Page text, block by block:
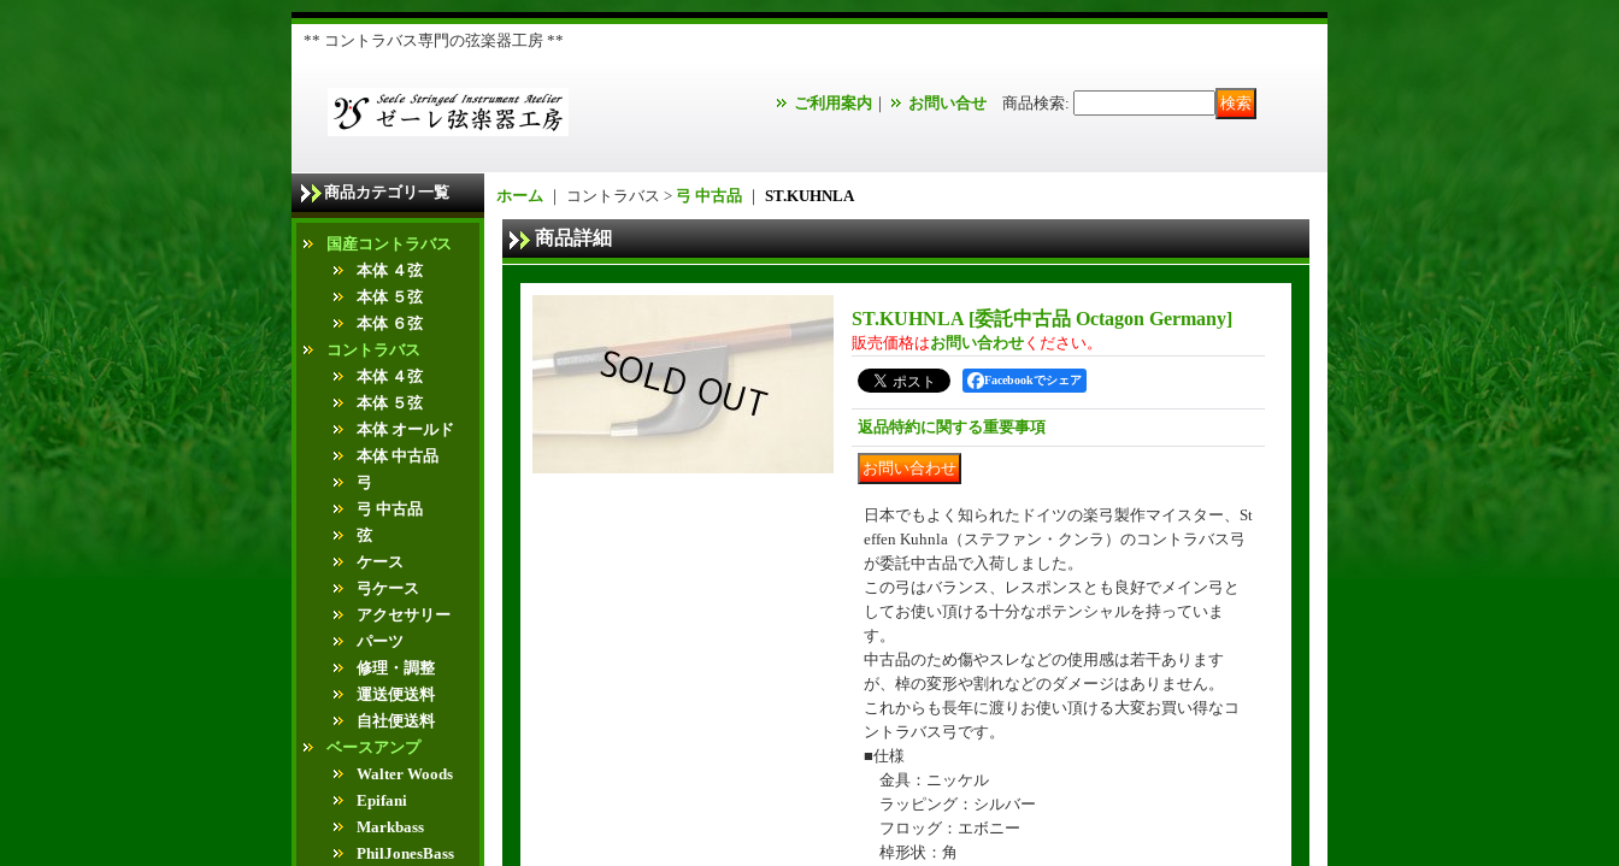
** コントラバス専門の弦楽器工房 **
ご利用案内 ｜ お問い合せ 商品検索:
商品カテゴリ一覧
国産コントラバス
本体 ４弦
本体 ５弦
本体 ６弦
コントラバス
本体 ４弦
本体 ５弦
本体 オールド
本体 中古品
弓
弓 中古品
弦
ケース
弓ケース
アクセサリー
パーツ
修理・調整
運送便送料
自社便送料
ベースアンプ
Walter Woods
Epifani
Markbass
PhilJonesBass
ホーム ｜ コントラバス > 弓 中古品 ｜ ST.KUHNLA
商品詳細
ST.KUHNLA [委託中古品 Octagon Germany]
販売価格はお問い合わせ ください。
Facebookでシェア
返品特約に関する重要事項
日本でもよく知られたドイツの楽弓製作マイスター、St
effen Kuhnla（ステファン・クンラ）のコントラバス弓
が委託中古品で入荷しました。
この弓はバランス、レスポンスとも良好でメイン弓と
してお使い頂ける十分なポテンシャルを持っていま
す。
中古品のため傷やスレなどの使用感は若干あります
が、棹の変形や割れなどのダメージはありません。
これからも長年に渡りお使い頂ける大変お買い得なコ
ントラバス弓です。
■仕様
金具：ニッケル
ラッピング：シルバー
フロッグ：エボニー
棹形状：角